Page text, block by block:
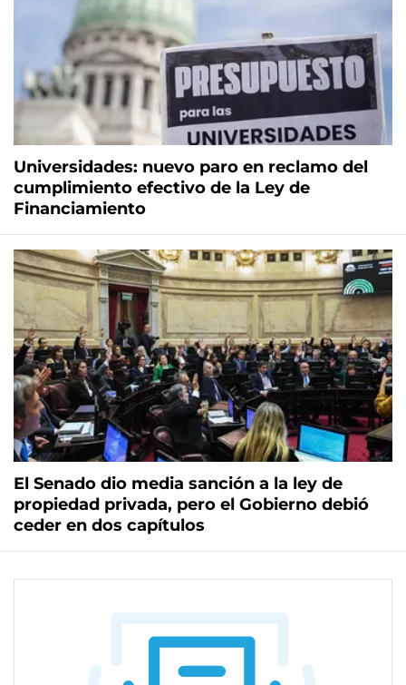
Universidades: nuevo paro en reclamo del
cumplimiento efectivo de la Ley de
Financiamiento
El Senado dio media sanción a la ley de
propiedad privada, pero el Gobierno debió
ceder en dos capítulos